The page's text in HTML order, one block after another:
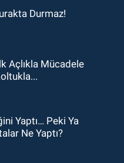
Durmaz!
Açlıkla Mücadele
Peki Ya
Ne Yaptı?